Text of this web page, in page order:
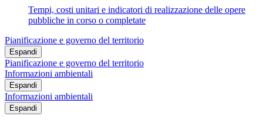
Tempi, costi unitari e indicatori di realizzazione delle opere
pubbliche in corso o completate
Pianificazione e governo del territorio
Espandi
Pianificazione e governo del territorio
Informazioni ambientali
Espandi
Informazioni ambientali
Espandi